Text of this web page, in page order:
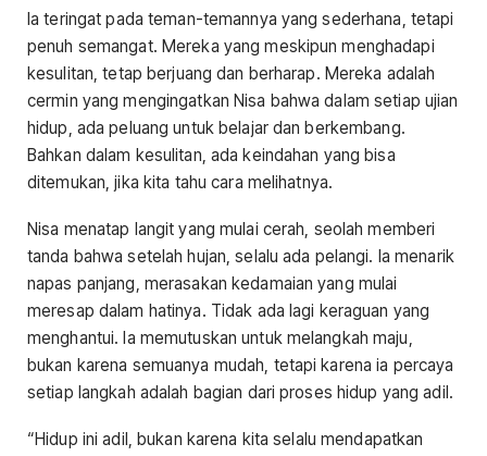
Ia teringat pada teman-temannya yang sederhana, tetapi
penuh semangat. Mereka yang meskipun menghadapi
kesulitan, tetap berjuang dan berharap. Mereka adalah
cermin yang mengingatkan Nisa bahwa dalam setiap ujian
hidup, ada peluang untuk belajar dan berkembang.
Bahkan dalam kesulitan, ada keindahan yang bisa
ditemukan, jika kita tahu cara melihatnya.
Nisa menatap langit yang mulai cerah, seolah memberi
tanda bahwa setelah hujan, selalu ada pelangi. Ia menarik
napas panjang, merasakan kedamaian yang mulai
meresap dalam hatinya. Tidak ada lagi keraguan yang
menghantui. Ia memutuskan untuk melangkah maju,
bukan karena semuanya mudah, tetapi karena ia percaya
setiap langkah adalah bagian dari proses hidup yang adil.
“Hidup ini adil, bukan karena kita selalu mendapatkan